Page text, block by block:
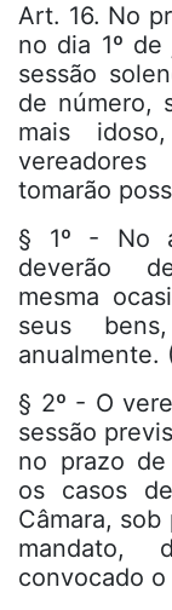
Art. 16. No
no dia 1º
sessão
de número,
mais
tomarão
§ 1º - No
deverão
mesma
seus
anualmente.
§ 2º - O
sessão
no prazo de
os casos
Câmara,
mandato,
convocado